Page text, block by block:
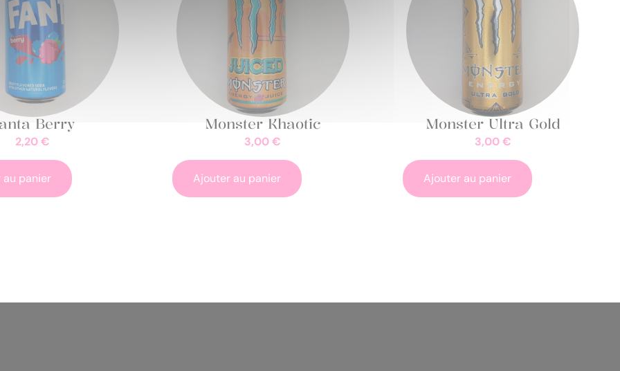
Berry
2,20€
panier
Monster Khaotic
3,00€
Ajouter au panier
Monster Ultra Gold
3,00€
Ajouter au panier